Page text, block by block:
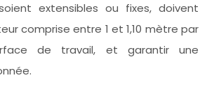
extensibles ou fixes, doivent
comprise entre 1 et 1,10 mètre par
de travail, et garantir une